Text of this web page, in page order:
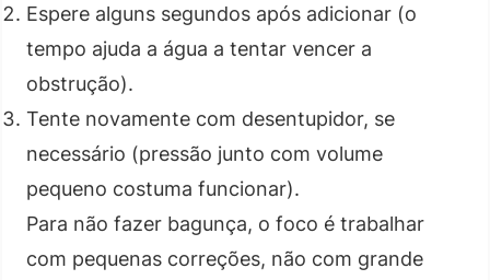
Espere alguns segundos após adicionar (o
tempo ajuda a água a tentar vencer a
obstrução).
Tente novamente com desentupidor, se
necessário (pressão junto com volume
pequeno costuma funcionar).
Para não fazer bagunça, o foco é trabalhar
com pequenas correções, não com grande